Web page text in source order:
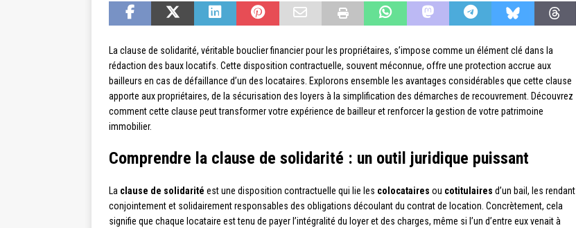
La clause de solidarité, véritable bouclier financier pour les propriétaires, s’impose comme un élément clé dans la
rédaction des baux locatifs. Cette disposition contractuelle, souvent méconnue, offre une protection accrue aux
bailleurs en cas de défaillance d’un des locataires. Explorons ensemble les avantages considérables que cette clause
apporte aux propriétaires, de la sécurisation des loyers à la simplification des démarches de recouvrement. Découvrez
comment cette clause peut transformer votre expérience de bailleur et renforcer la gestion de votre patrimoine
immobilier.
Comprendre la clause de solidarité : un outil juridique puissant
La clause de solidarité est une disposition contractuelle qui lie les colocataires ou cotitulaires d’un bail, les rendant
conjointement et solidairement responsables des obligations découlant du contrat de location. Concrètement, cela
signifie que chaque locataire est tenu de payer l’intégralité du loyer et des charges, même si l’un d’entre eux venait à